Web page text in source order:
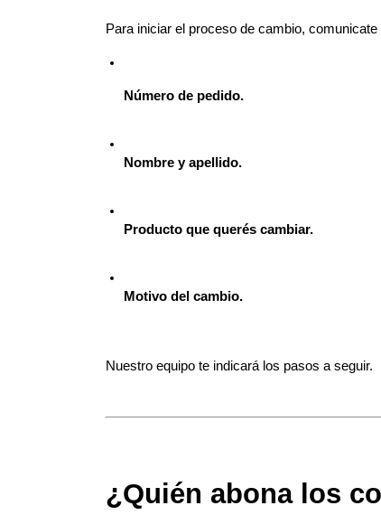
Para iniciar el proceso de cambio,
Número de pedido.
Nombre y apellido.
Producto que querés cambiar.
Motivo del cambio.
Nuestro equipo te indicará los pasos a seguir.
¿Quién abona los